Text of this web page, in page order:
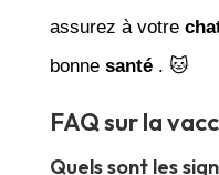
assurez à votre
bonne santé. 🐱
FAQ sur la
Quels sont les